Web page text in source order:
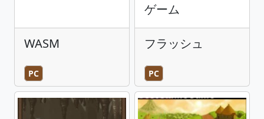
WASM
PC
ゲーム
フラッシュ
PC